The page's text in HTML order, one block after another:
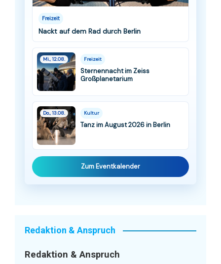
Freizeit
Nackt auf dem Rad durch Berlin
Mi., 12.08. Freizeit
Sternennacht im Zeiss
Großplanetarium
Do., 13.08. Kultur
Tanz im August 2026 in Berlin
Zum Eventkalender
Redaktion & Anspruch
Redaktion & Anspruch